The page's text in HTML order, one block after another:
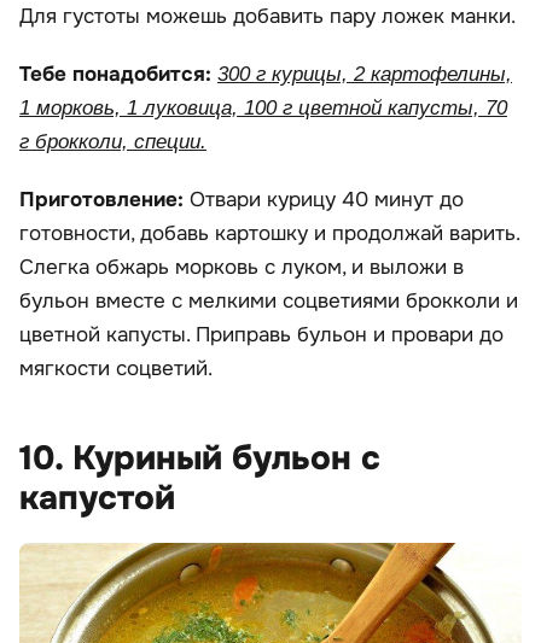
Для густоты можешь добавить пару ложек манки.
Тебе понадобится: 300 г курицы, 2 картофелины,
1 морковь, 1 луковица, 100 г цветной капусты, 70
г брокколи, специи.
Приготовление: Отвари курицу 40 минут до
готовности, добавь картошку и продолжай варить.
Слегка обжарь морковь с луком, и выложи в
бульон вместе с мелкими соцветиями брокколи и
цветной капусты. Приправь бульон и провари до
мягкости соцветий.
10. Куриный бульон с
капустой